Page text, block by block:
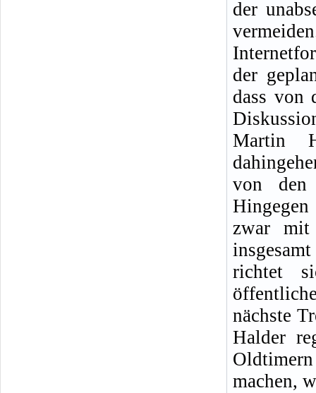
der
der
dass von
Martin
von den
zwar mit
richtet
nächste
Halder
machen,